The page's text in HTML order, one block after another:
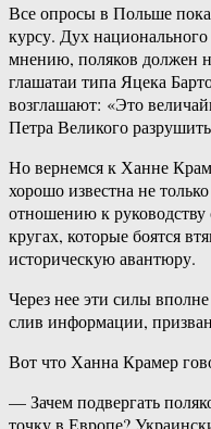
Все опросы в Польше
курсу. Дух
мнению, поляков должен
глашатаи типа Яцека
возглашают: «Это
Петра Великого
Но вернемся к Ханне
хорошо известна не
отношению к
кругах, которые боятся
историческую авантюру.
Через нее эти силы
слив информации,
Вот что Ханна Крамер
— Зачем подвергать